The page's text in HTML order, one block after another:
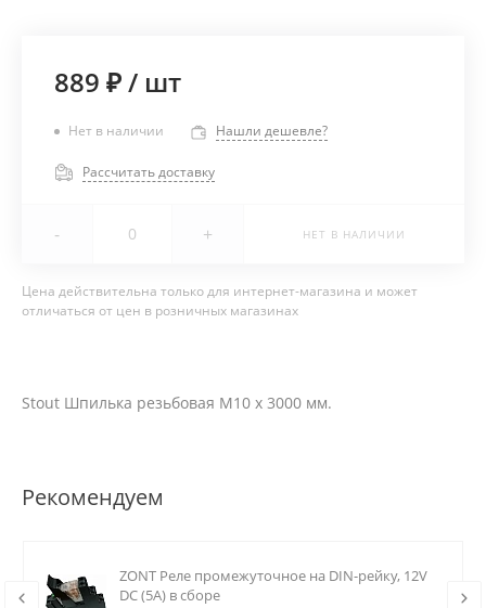
889 ₽/ шт
Нет в наличии Нашли дешевле?
Рассчитать доставку
- + НЕТ В НАЛИЧИИ
Цена действительна только для интернет-магазина и может
отличаться от цен в розничных магазинах
Stout Шпилька резьбовая M10 х 3000 мм.
Рекомендуем
ZONT Реле промежуточное на DIN-рейку, 12V
DC (5А) в сборе